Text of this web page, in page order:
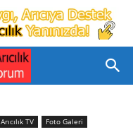
Arıcılık TV Foto Galeri